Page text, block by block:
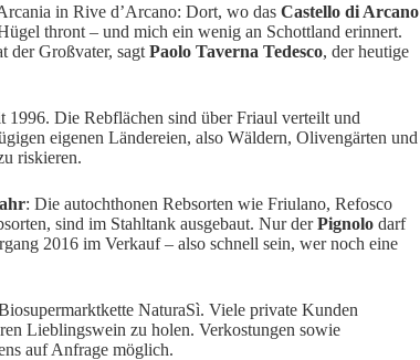
in Rive d’Arcano: Dort, wo das Castello di Arcano
thront – und mich ein wenig an Schottland erinnert.
der Großvater, sagt Paolo Taverna Tedesco, der heutige
1996. Die Rebflächen sind über Friaul verteilt und
eigenen Ländereien, also Wäldern, Olivengärten und
riskieren.
: Die autochthonen Rebsorten wie Friulano, Refosco
sind im Stahltank ausgebaut. Nur derPignolo darf
2016 im Verkauf – also schnell sein, wer noch eine
NaturaSì. Viele private Kunden
Lieblingswein zu holen. Verkostungen sowie
auf Anfrage möglich.